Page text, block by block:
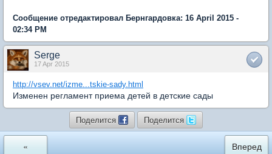
Сообщение отредактировал Бернгардовка: 16 April 2015 -
02:34 PM
Serge
17 Apr 2015
http://vsev.net/izme...tskie-sady.html
Изменен регламент приема детей в детские сады
Поделится Поделится
«
Вперед